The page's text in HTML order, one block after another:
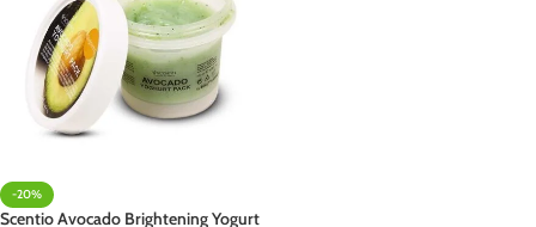
-20%
Scentio Avocado Brightening Yogurt